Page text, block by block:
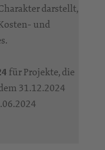
darstellt,
und
für Projekte, die
31.12.2024